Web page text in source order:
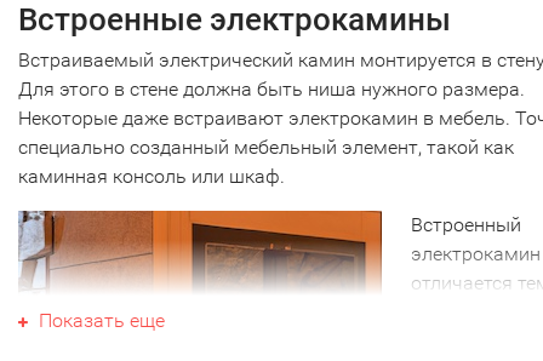
Встроенные электрокамины
Встраиваемый электрический камин монтируется в
Для этого в стене должна быть ниша нужного размера.
Некоторые даже встраивают электрокамин в мебель.
специально созданный мебельный элемент, такой как
каминная консоль или шкаф.
Встроенный
электрокамин
отличается
Показать еще